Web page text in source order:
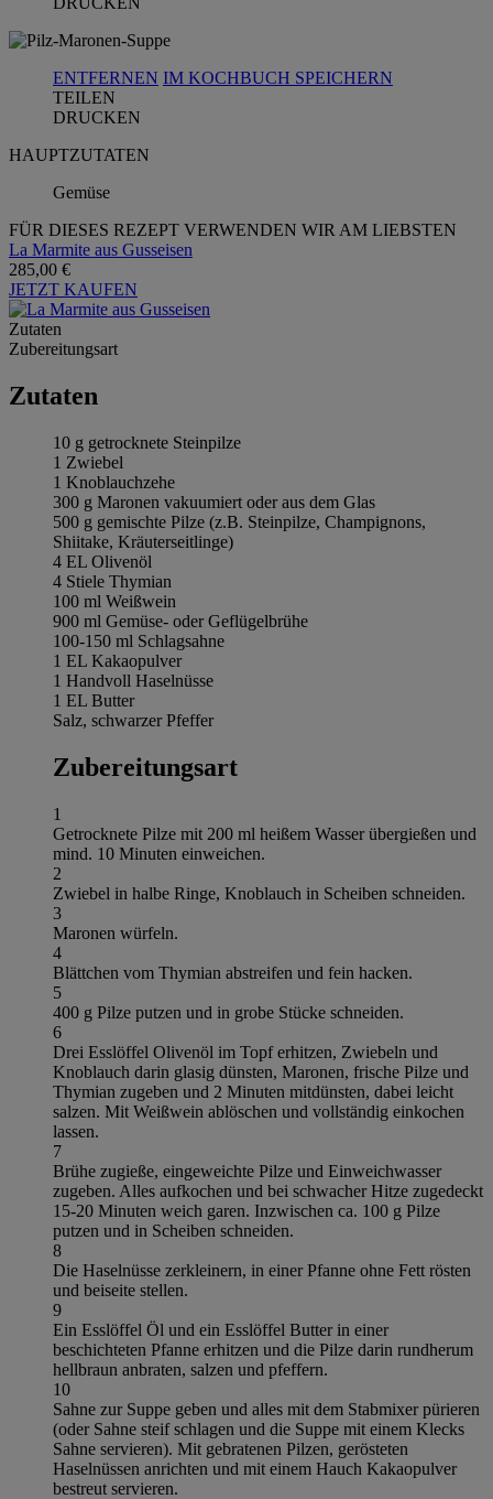
ENTFERNEN IM KOCHBUCH SPEICHERN
TEILEN
DRUCKEN
HAUPTZUTATEN
Gemüse
FÜR DIESES REZEPT VERWENDEN WIR AM LIEBSTEN
La Marmite aus Gusseisen
285,00 €
JETZT KAUFEN
Zutaten
Zubereitungsart
Zutaten
10 g getrocknete Steinpilze
1 Zwiebel
1 Knoblauchzehe
300 g Maronen vakuumiert oder aus dem Glas
500 g gemischte Pilze (z.B. Steinpilze, Champignons,
Shiitake, Kräuterseitlinge)
4 EL Olivenöl
4 Stiele Thymian
100 ml Weißwein
900 ml Gemüse- oder Geflügelbrühe
100-150 ml Schlagsahne
1 EL Kakaopulver
1 Handvoll Haselnüsse
1 EL Butter
Salz, schwarzer Pfeffer
Zubereitungsart
1
Getrocknete Pilze mit 200 ml heißem Wasser übergießen und
mind. 10 Minuten einweichen.
2
Zwiebel in halbe Ringe, Knoblauch in Scheiben schneiden.
3
Maronen würfeln.
4
Blättchen vom Thymian abstreifen und fein hacken.
5
400 g Pilze putzen und in grobe Stücke schneiden.
6
Drei Esslöffel Olivenöl im Topf erhitzen, Zwiebeln und
Knoblauch darin glasig dünsten, Maronen, frische Pilze und
Thymian zugeben und 2 Minuten mitdünsten, dabei leicht
salzen. Mit Weißwein ablöschen und vollständig einkochen
lassen.
7
Brühe zugieße, eingeweichte Pilze und Einweichwasser
zugeben. Alles aufkochen und bei schwacher Hitze zugedeckt
15-20 Minuten weich garen. Inzwischen ca. 100 g Pilze
putzen und in Scheiben schneiden.
8
Die Haselnüsse zerkleinern, in einer Pfanne ohne Fett rösten
und beiseite stellen.
9
Ein Esslöffel Öl und ein Esslöffel Butter in einer
beschichteten Pfanne erhitzen und die Pilze darin rundherum
hellbraun anbraten, salzen und pfeffern.
10
Sahne zur Suppe geben und alles mit dem Stabmixer pürieren
(oder Sahne steif schlagen und die Suppe mit einem Klecks
Sahne servieren). Mit gebratenen Pilzen, gerösteten
Haselnüssen anrichten und mit einem Hauch Kakaopulver
bestreut servieren.